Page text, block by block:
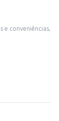
e conveniências,
manuseio e